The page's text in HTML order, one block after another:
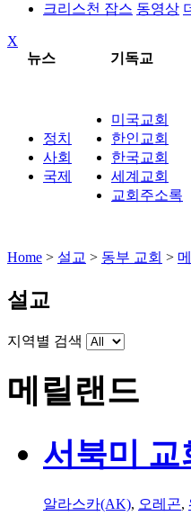
크리스천 잡스 동영상
X
뉴스
기독교
정치
사회
국제
미국교회
한인교회
한국교회
세계교회
교회주소록
Home > 설교 > 동부 교회 >
설교
지역별 검색
메릴랜드
서북미 교
알라스카(AK), 오레곤,